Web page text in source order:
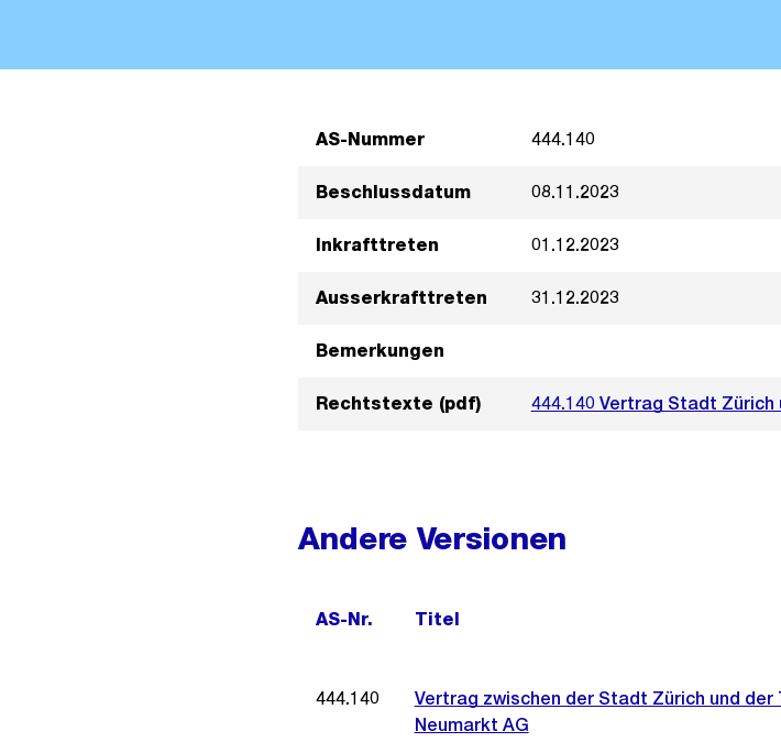
AS-Nummer 444.140
Beschlussdatum 08.11.2023
Inkrafttreten 01.12.2023
Ausserkrafttreten 31.12.2023
Bemerkungen
Rechtstexte (pdf) 444.140 Vertrag Stadt Zürich
Andere Versionen
AS-Nr. Titel
444.140
Vertrag zwischen der Stadt Zürich und der
Neumarkt AG